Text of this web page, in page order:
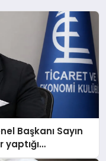
Başkanı Sayın